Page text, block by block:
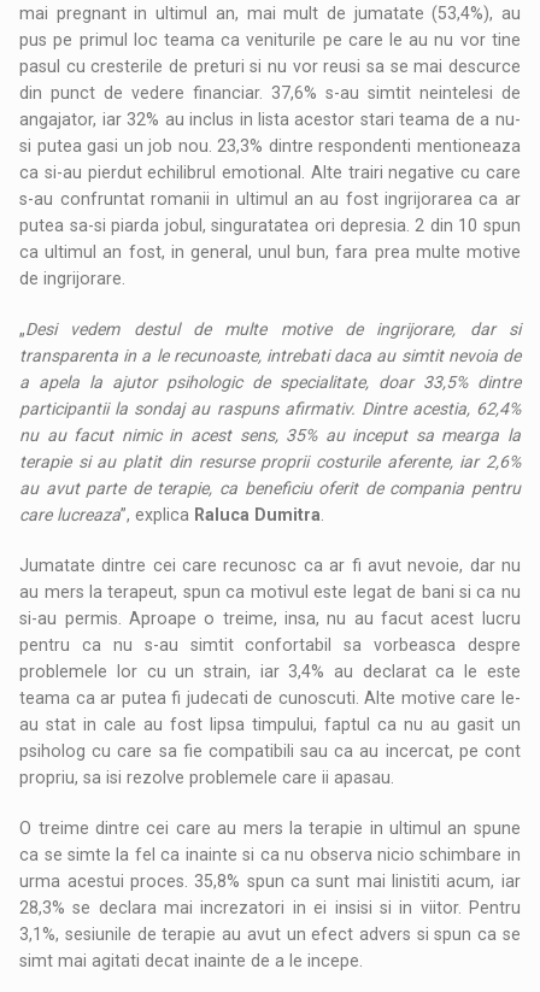
mai pregnant in ultimul an, mai mult de jumatate (53,4%), au
pus pe primul loc teama ca veniturile pe care le au nu vor tine
pasul cu cresterile de preturi si nu vor reusi sa se mai descurce
din punct de vedere financiar. 37,6% s-au simtit neintelesi de
angajator, iar 32% au inclus in lista acestor stari teama de a nu-
si putea gasi un job nou. 23,3% dintre respondenti mentioneaza
ca si-au pierdut echilibrul emotional. Alte trairi negative cu care
s-au confruntat romanii in ultimul an au fost ingrijorarea ca ar
putea sa-si piarda jobul, singuratatea ori depresia. 2 din 10 spun
ca ultimul an fost, in general, unul bun, fara prea multe motive
de ingrijorare.
„Desi vedem destul de multe motive de ingrijorare, dar si
transparenta in a le recunoaste, intrebati daca au simtit nevoia de
a apela la ajutor psihologic de specialitate, doar 33,5% dintre
participantii la sondaj au raspuns afirmativ. Dintre acestia, 62,4%
nu au facut nimic in acest sens, 35% au inceput sa mearga la
terapie si au platit din resurse proprii costurile aferente, iar 2,6%
au avut parte de terapie, ca beneficiu oferit de compania pentru
care lucreaza”, explica Raluca Dumitra
Jumatate dintre cei care recunosc ca ar fi avut nevoie, dar nu
au mers la terapeut, spun ca motivul este legat de bani si ca nu
si-au permis. Aproape o treime, insa, nu au facut acest lucru
pentru ca nu s-au simtit confortabil sa vorbeasca despre
problemele lor cu un strain, iar 3,4% au declarat ca le este
teama ca ar putea fi judecati de cunoscuti. Alte motive care le-
au stat in cale au fost lipsa timpului, faptul ca nu au gasit un
psiholog cu care sa fie compatibili sau ca au incercat, pe cont
propriu, sa isi rezolve problemele care ii apasau.
O treime dintre cei care au mers la terapie in ultimul an spune
ca se simte la fel ca inainte si ca nu observa nicio schimbare in
urma acestui proces. 35,8% spun ca sunt mai linistiti acum, iar
28,3% se declara mai increzatori in ei insisi si in viitor. Pentru
3,1%, sesiunile de terapie au avut un efect advers si spun ca se
simt mai agitati decat inainte de a le incepe.